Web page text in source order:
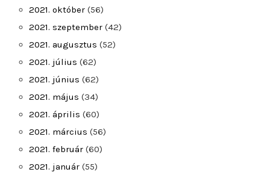
2021. október (56)
2021. szeptember (42)
2021. augusztus (52)
2021. július (62)
2021. június (62)
2021. május (34)
2021. április (60)
2021. március (56)
2021. február (60)
2021. január (55)